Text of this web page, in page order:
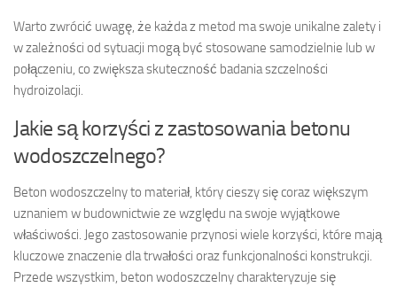
Warto zwrócić uwagę, że każda z metod ma swoje unikalne zalety i
w zależności od sytuacji mogą być stosowane samodzielnie lub w
połączeniu, co zwiększa skuteczność badania szczelności
hydroizolacji.
Jakie są korzyści z zastosowania betonu
wodoszczelnego?
Beton wodoszczelny to materiał, który cieszy się coraz większym
uznaniem w budownictwie ze względu na swoje wyjątkowe
właściwości. Jego zastosowanie przynosi wiele korzyści, które mają
kluczowe znaczenie dla trwałości oraz funkcjonalności konstrukcji.
Przede wszystkim, beton wodoszczelny charakteryzuje się